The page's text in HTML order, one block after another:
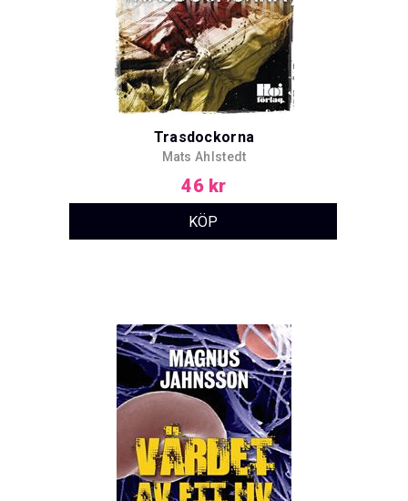
Trasdockorna
Mats Ahlstedt
46 kr